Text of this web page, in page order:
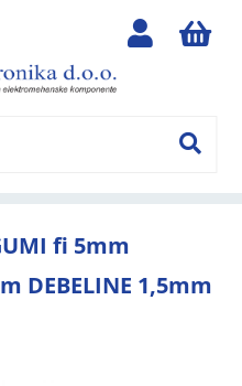
fi 5mm
DEBELINE 1,5mm